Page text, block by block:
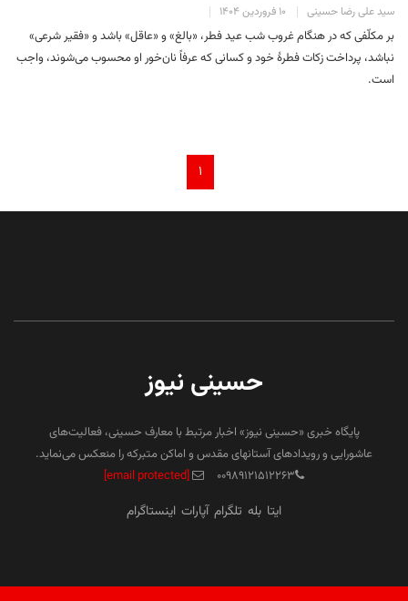
سید علی رضا حسینی ۱۰ فروردین ۱۴۰۴
بر مکلّفی که در هنگام غروب شب عید فطر، «بالغ» و «عاقل» باشد و «فقیر شرعی»
نباشد، پرداخت زکات فطرۀ خود و کسانی که عرفاً نان‌خور او محسوب می‌شوند، واجب
است.
۱
حسینی نیوز
پایگاه خبری «حسینی نیوز» اخبار مرتبط با معارف حسینی، فعالیت‌های
عاشورایی و رویدادهای آستانهای مقدس و اماکن متبرکه را منعکس می‌نماید.
۰۰۹۸۹۱۲۱۵۱۲۲۶۳
[email protected]
ایتا بله تلگرام آپارات اینستاگرام